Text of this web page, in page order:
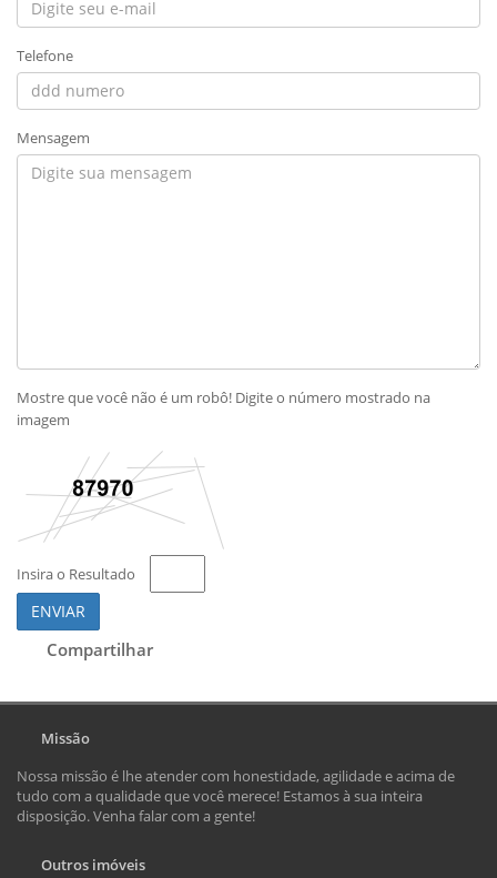
Telefone
Mensagem
Mostre que você não é um robô! Digite o número mostrado na
imagem
Insira o Resultado
ENVIAR
Compartilhar
Missão
Nossa missão é lhe atender com honestidade, agilidade e acima de
tudo com a qualidade que você merece! Estamos à sua inteira
disposição. Venha falar com a gente!
Outros imóveis